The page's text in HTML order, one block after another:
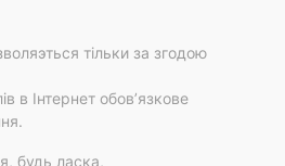
тільки за згодою
в Інтернет обов’язкове
будь ласка,